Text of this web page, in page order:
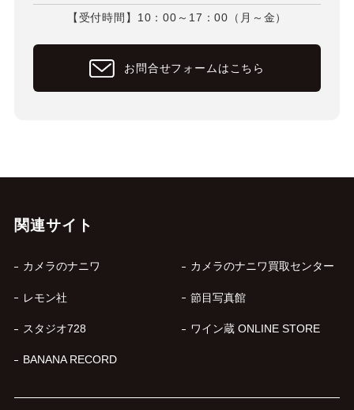
【受付時間】10：00～17：00（月～金）
お問合せフォームはこちら
関連サイト
カメラのナニワ カメラのナニワ買取センター
レモン社 節目写真館
スタジオ728 ワイン蔵 ONLINE STORE
BANANA RECORD